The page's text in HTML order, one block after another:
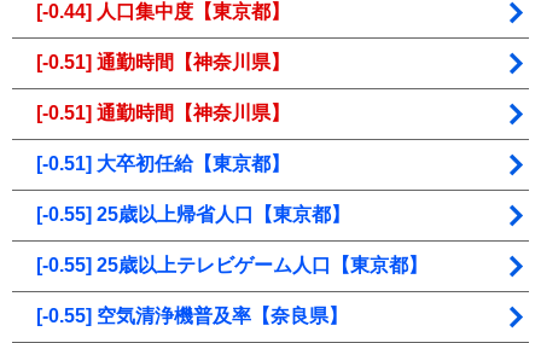
[-0.44] 人口集中度【東京都】
[-0.51] 通勤時間【神奈川県】
[-0.51] 通勤時間【神奈川県】
[-0.51] 大卒初任給【東京都】
[-0.55] 25歳以上帰省人口【東京都】
[-0.55] 25歳以上テレビゲーム人口【東京都】
[-0.55] 空気清浄機普及率【奈良県】